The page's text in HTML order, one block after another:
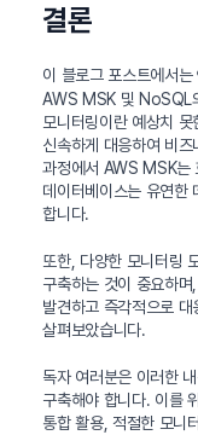
결론
이 블로그 포스트에서는
AWS MSK 및 NoSQL
모니터링이란 예상치
신속하게 대응하여 비
과정에서 AWS MSK는
데이터베이스는 유연한
합니다.
또한, 다양한 모니터링
구축하는 것이 중요하
발견하고 즉각적으로
살펴보았습니다.
독자 여러분은 이러한
구축해야 합니다. 이를
통합 활용, 적절한 모니